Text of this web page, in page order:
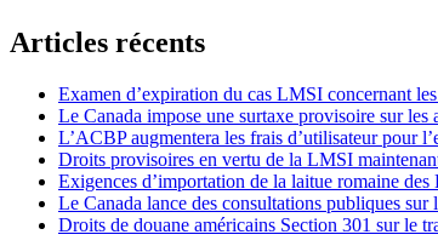
Articles récents
Examen d’expiration du cas LMSI concernant
Le Canada impose une surtaxe provisoire sur les
L’ACBP augmentera les frais d’utilisateur pour
Droits provisoires en vertu de la LMSI
Exigences d’importation de la laitue romaine
Le Canada lance des consultations publiques
Droits de douane américains Section 301 sur le